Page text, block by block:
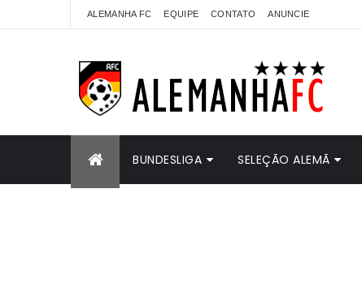
ALEMANHA FC EQUIPE CONTATO ANUNCIE
BUNDESLIGA SELEÇÃO ALEMÃ